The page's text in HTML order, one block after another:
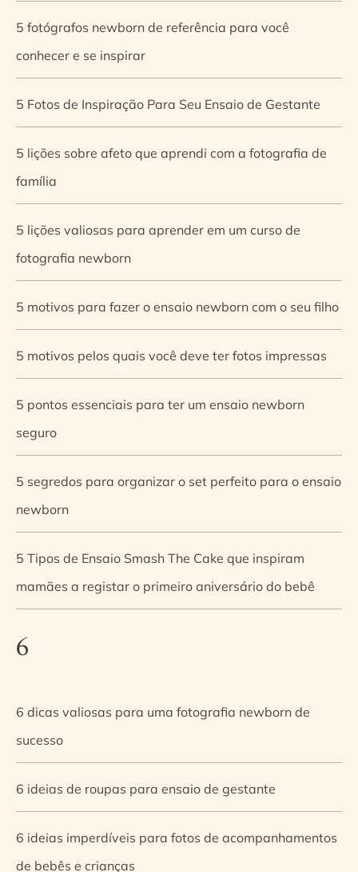
5 fotógrafos newborn de referência para você
conhecer e se inspirar
5 Fotos de Inspiração Para Seu Ensaio de Gestante
5 lições sobre afeto que aprendi com a fotografia de
família
5 lições valiosas para aprender em um curso de
fotografia newborn
5 motivos para fazer o ensaio newborn com o seu filho
5 motivos pelos quais você deve ter fotos impressas
5 pontos essenciais para ter um ensaio newborn
seguro
5 segredos para organizar o set perfeito para o ensaio
newborn
5 Tipos de Ensaio Smash The Cake que inspiram
mamães a registar o primeiro aniversário do bebê
6
6 dicas valiosas para uma fotografia newborn de
sucesso
6 ideias de roupas para ensaio de gestante
6 ideias imperdíveis para fotos de acompanhamentos
de bebês e crianças